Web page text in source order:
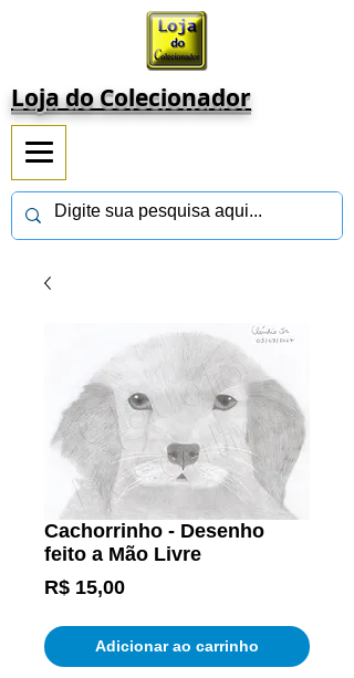
Loja do Colecionador
Cachorrinho - Desenho
feito a Mão Livre
R$ 15,00Preço
Adicionar ao carrinho